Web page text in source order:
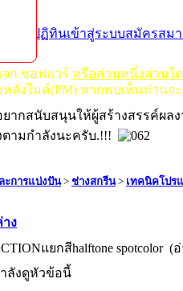
ปฏิทินเข้าสู่ระบบสมัครสม
ก ซอฟแวร์ หรือส่วนหนึ่งส่วนใ
ลังไมค์(PM) หากพบเห็นท่านจ
ากสนับสนุนให้ผู้สร้างสรรค์ผล
ามกำลังนะครับ.!!!
ะการแบ่งปัน> ช่างสกรีน> เทคนิคโปร
าง
แยกสีhalftone spotcolor (
ลังดูหัวข้อนี้